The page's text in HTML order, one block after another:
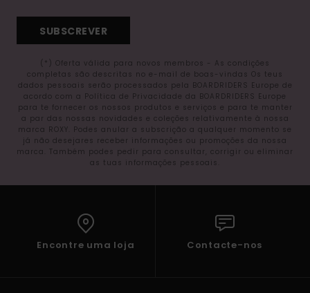
SUBSCREVER
(*) Oferta válida para novos membros - As condições
completas são descritas no e-mail de boas-vindas Os teus
dados pessoais serão processados pela BOARDRIDERS Europe de
acordo com a Política de Privacidade da BOARDRIDERS Europe
para te fornecer os nossos produtos e serviços e para te manter
a par das nossas novidades e coleções relativamente à nossa
marca ROXY. Podes anular a subscrição a qualquer momento se
já não desejares receber informações ou promoções da nossa
marca. Também podes pedir para consultar, corrigir ou eliminar
as tuas informações pessoais.
Encontre uma loja Contacte-nos